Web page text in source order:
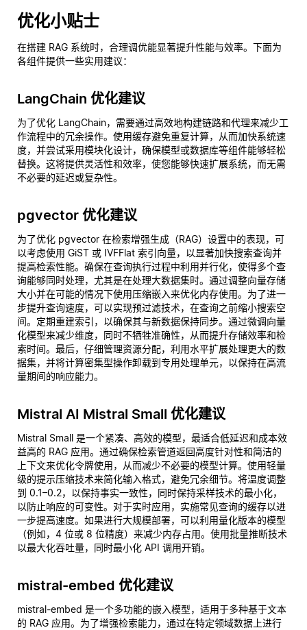
优化小贴士
在搭建 RAG 系统时，合理调优能显著提升性能与效率。下面为
各组件提供一些实用建议：
LangChain 优化建议
为了优化 LangChain，需要通过高效地构建链路和代理来减少工
作流程中的冗余操作。使用缓存避免重复计算，从而加快系统速
度，并尝试采用模块化设计，确保模型或数据库等组件能够轻松
替换。这将提供灵活性和效率，使您能够快速扩展系统，而无需
不必要的延迟或复杂性。
pgvector 优化建议
为了优化 pgvector 在检索增强生成（RAG）设置中的表现，可
以考虑使用 GiST 或 IVFFlat 索引向量，以显著加快搜索查询并
提高检索性能。确保在查询执行过程中利用并行化，使得多个查
询能够同时处理，尤其是在处理大数据集时。通过调整向量存储
大小并在可能的情况下使用压缩嵌入来优化内存使用。为了进一
步提升查询速度，可以实现预过滤技术，在查询之前缩小搜索空
间。定期重建索引，以确保其与新数据保持同步。通过微调向量
化模型来减少维度，同时不牺牲准确性，从而提升存储效率和检
索时间。最后，仔细管理资源分配，利用水平扩展处理更大的数
据集，并将计算密集型操作卸载到专用处理单元，以保持在高流
量期间的响应能力。
Mistral AI Mistral Small 优化建议
Mistral Small 是一个紧凑、高效的模型，最适合低延迟和成本效
益高的 RAG 应用。通过确保检索管道返回高度针对性和简洁的
上下文来优化令牌使用，从而减少不必要的模型计算。使用轻量
级的提示压缩技术来简化输入格式，避免冗余细节。将温度调整
到 0.1–0.2，以保持事实一致性，同时保持采样技术的最小化，
以防止响应的可变性。对于实时应用，实施常见查询的缓存以进
一步提高速度。如果进行大规模部署，可以利用量化版本的模型
（例如，4 位或 8 位精度）来减少内存占用。使用批量推断技术
以最大化吞吐量，同时最小化 API 调用开销。
mistral-embed 优化建议
mistral-embed 是一个多功能的嵌入模型，适用于多种基于文本
的 RAG 应用。为了增强检索能力，通过在特定领域数据上进行